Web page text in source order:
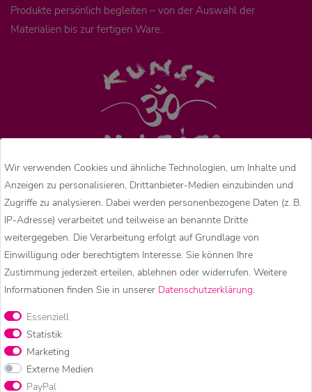
Produkte persönlich begleiten – von der Auswahl der
Materialien bis zur fertigen Ware.
Zauberhaftes &
Besonderes
Ob farbenfrohe Festival Kleidung, entspannte Goa Mode,
lässige Boho Kleidung, bequeme Yogahosen, luftige
Sommerhosen oder warme Jacken für die kältere Jahreszeit –
Wir verwenden Cookies und ähnliche Technologien, um Inhalte und
Anzeigen zu personalisieren, Drittanbieter-Medien einzubinden und
Zugriffe zu analysieren. Dabei werden personenbezogene Daten (z. B.
IP-Adresse) verarbeitet und teilweise an benannte Dritte
weitergegeben. Die Verarbeitung erfolgt auf Grundlage von
Einwilligung oder berechtigtem Interesse. Sie können Ihre
Zustimmung jederzeit erteilen, ablehnen oder widerrufen. Weitere
Informationen finden Sie in unserer Daten­schutz­erklärung.
Essenziell
Statistik
Marketing
Externe Medien
PayPal